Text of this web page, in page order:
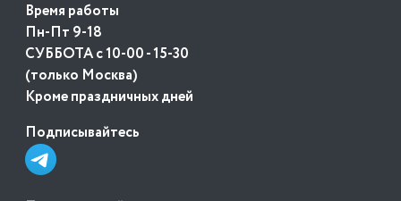
Время работы
Пн-Пт 9-18
СУББОТА с 10-00 - 15-30
(только Москва)
Кроме праздничных дней
Подписывайтесь